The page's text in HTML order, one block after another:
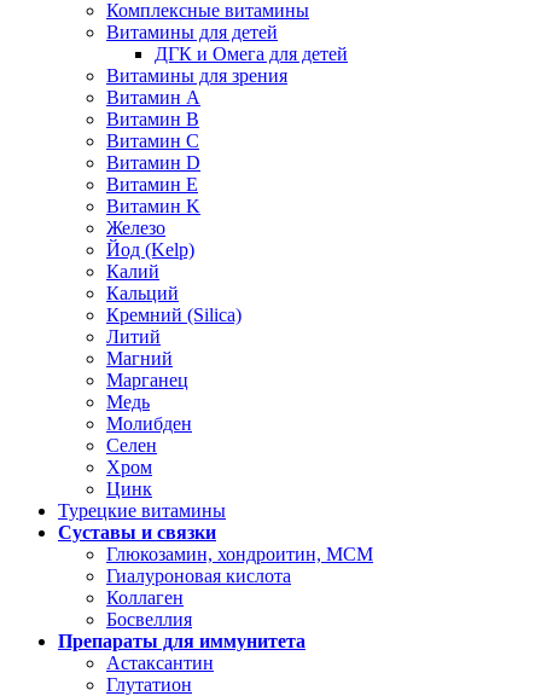
Комплексные витамины
Витамины для детей
ДГК и Омега для детей
Витамины для зрения
Витамин А
Витамин В
Витамин C
Витамин D
Витамин Е
Витамин K
Железо
Йод (Kelp)
Калий
Кальций
Кремний (Silica)
Литий
Магний
Марганец
Медь
Молибден
Селен
Хром
Цинк
Турецкие витамины
Суставы и связки
Глюкозамин, хондроитин, МСМ
Гиалуроновая кислота
Коллаген
Босвеллия
Препараты для иммунитета
Астаксантин
Глутатион